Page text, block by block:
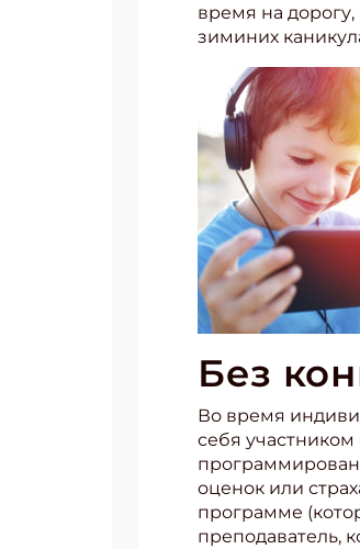
время на
зиминих
Без
Во время
себя
оценок или
программе
преподаватель,